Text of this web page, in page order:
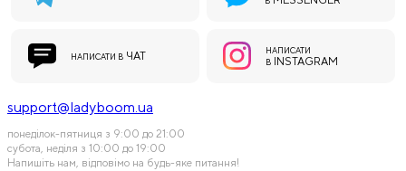
НАПИСАТИ В ЧАТ
НАПИСАТИ
В
INSTAGRAM
support@ladyboom.ua
понеділок-пятниця з 9:00 до 21:00
субота, неділя з 10:00 до 19:00
Напишіть нам, відповімо на будь-яке питання!